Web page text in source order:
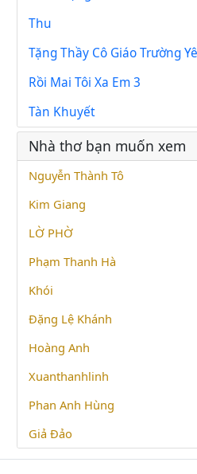
Thu
Tặng Thầy Cô Giáo Trường
Rồi Mai Tôi Xa Em 3
Tàn Khuyết
Nhà thơ bạn muốn xem
Nguyễn Thành Tô
Kim Giang
LỜ PHỜ
Phạm Thanh Hà
Khói
Đặng Lệ Khánh
Hoàng Anh
Xuanthanhlinh
Phan Anh Hùng
Giả Đảo